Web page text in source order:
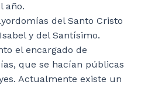
año.
del Santo Cristo
y del Santísimo.
el encargado de
que se hacían públicas
Actualmente existe un